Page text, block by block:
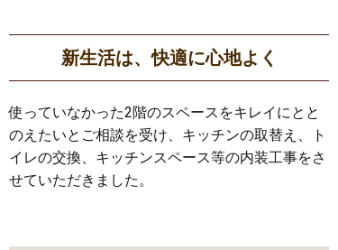
新生活は、快適に心地よく
使っていなかった2階のスペースをキレイにとと
のえたいとご相談を受け、キッチンの取替え、ト
イレの交換、キッチンスペース等の内装工事をさ
せていただきました。